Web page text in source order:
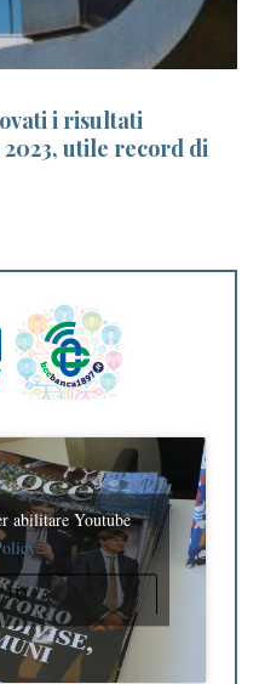
i risultati
utile record di
abilitare Youtube